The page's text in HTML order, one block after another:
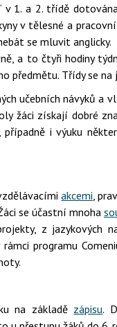
v 1. a 2. třídě
v tělesné a
se mluvit anglicky.
a to čtyři hodiny
předmětu. Třídy se
učebních návyků
žáci získají dobré
i výuku
akcemi,
se účastní mnoha
z jazykových
programu
na základě zápisu.